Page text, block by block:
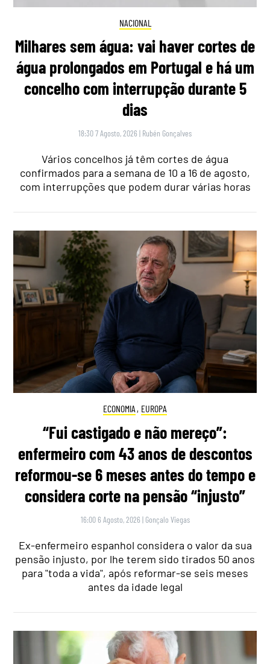
NACIONAL
Milhares sem água: vai haver cortes de
água prolongados em Portugal e há um
concelho com interrupção durante 5
dias
18:30 7 Agosto, 2026 | Rubén Gonçalves
Vários concelhos já têm cortes de água
confirmados para a semana de 10 a 16 de agosto,
com interrupções que podem durar várias horas
ECONOMIA , EUROPA
“Fui castigado e não mereço”:
enfermeiro com 43 anos de descontos
reformou-se 6 meses antes do tempo e
considera corte na pensão “injusto”
16:00 6 Agosto, 2026 | Gonçalo Viegas
Ex-enfermeiro espanhol considera o valor da sua
pensão injusto, por lhe terem sido tirados 50 anos
para "toda a vida", após reformar-se seis meses
antes da idade legal